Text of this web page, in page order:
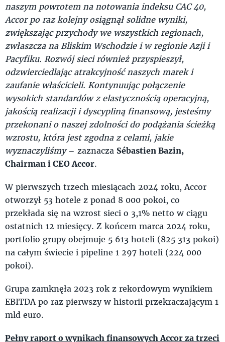
naszym powrotem na notowania indeksu CAC 40,
Accor po raz kolejny osiągnął solidne wyniki,
zwiększając przychody we wszystkich regionach,
zwłaszcza na Bliskim Wschodzie i w regionie Azji i
Pacyfiku. Rozwój sieci również przyspieszył,
odzwierciedlając atrakcyjność naszych marek i
zaufanie właścicieli. Kontynuując połączenie
wysokich standardów z elastycznością operacyjną,
jakością realizacji i dyscypliną finansową, jesteśmy
przekonani o naszej zdolności do podążania ścieżką
wzrostu, która jest zgodna z celami, jakie
wyznaczyliśmy– zaznacza Sébastien Bazin,
Chairman i CEO Accor.
W pierwszych trzech miesiącach 2024 roku, Accor
otworzył 53 hotele z ponad 8 000 pokoi, co
przekłada się na wzrost sieci o 3,1% netto w ciągu
ostatnich 12 miesięcy. Z końcem marca 2024 roku,
portfolio grupy obejmuje 5 613 hoteli (825 313 pokoi)
na całym świecie i pipeline 1 297 hoteli (224 000
pokoi).
Grupa zamknęła 2023 rok z rekordowym wynikiem
EBITDA po raz pierwszy w historii przekraczającym 1
mld euro.
Pełny raport o wynikach finansowych Accor za trzeci